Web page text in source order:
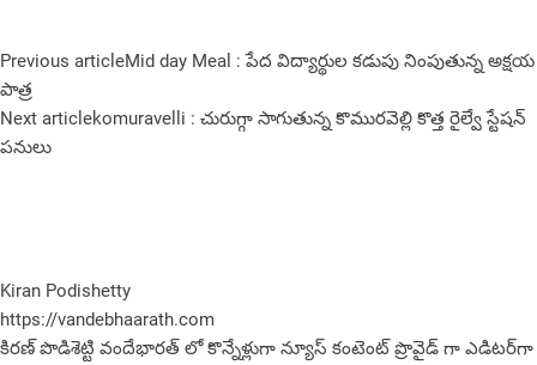
Previous articleMid day Meal : పేద విద్యార్థుల క‌డుపు నింపుతున్న అక్ష‌య
పాత్ర‌
Next articlekomuravelli : చురుగ్గా సాగుతున్న కొమురవెల్లి కొత్త రైల్వే స్టేషన్
పనులు
Kiran Podishetty
https://vandebhaarath.com
కిర‌ణ్ పొడిశెట్టి వందేభారత్ లో కొన్నేళ్లుగా న్యూస్ కంటెంట్ ప్రొవైడ్ గా ఎడిటర్‌గా